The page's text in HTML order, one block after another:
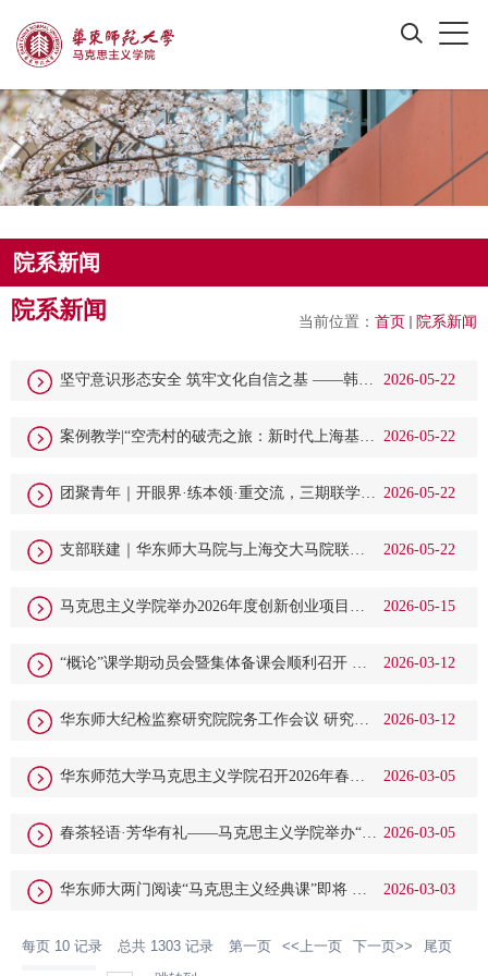
院系新闻
当前位置： 首页 院系新闻
院系新闻
坚守意识形态安全 筑牢文化自信之基 ——韩震
2026-05-22
案例教学|“空壳村的破壳之旅：新时代上海基层 2026-05-22
团聚青年｜开眼界·练本领·重交流，三期联学共 2026-05-22
支部联建｜华东师大马院与上海交大马院联合
2026-05-22
马克思主义学院举办2026年度创新创业项目结
2026-05-15
“概论”课学期动员会暨集体备课会顺利召开 着
2026-03-12
华东师大纪检监察研究院院务工作会议 研究部
2026-03-12
华东师范大学马克思主义学院召开2026年春季
2026-03-05
春茶轻语·芳华有礼——马克思主义学院举办“三 2026-03-05
华东师大两门阅读“马克思主义经典课”即将 在
2026-03-03
每页 10 记录 总共 1303 记录 第一页 <<上一页 下一页>> 尾页